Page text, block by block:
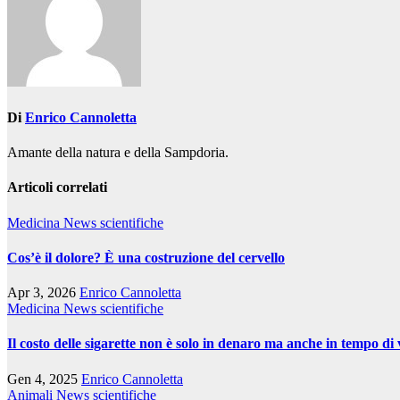
Di Enrico Cannoletta
Amante della natura e della Sampdoria.
Articoli correlati
Medicina News scientifiche
Cos’è il dolore? È una costruzione del cervello
Apr 3, 2026 Enrico Cannoletta
Medicina News scientifiche
Il costo delle sigarette non è solo in denaro ma anche in tempo di
Gen 4, 2025 Enrico Cannoletta
Animali News scientifiche